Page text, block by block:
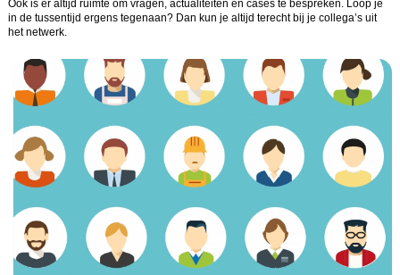
Ook is er altijd ruimte om vragen, actualiteiten en cases te bespreken. Loop je
in de tussentijd ergens tegenaan? Dan kun je altijd terecht bij je collega’s uit
het netwerk.